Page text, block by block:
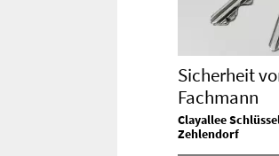
Sicherheit
Fachmann
Clayallee
Zehlendorf